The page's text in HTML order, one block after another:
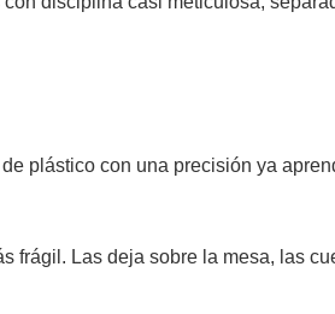
plástico con una precisión ya
frágil. Las deja sobre la mesa, las